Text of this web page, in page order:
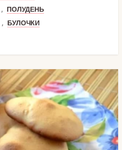
,
ПОЛУДЕНЬ
, БУЛОЧКИ